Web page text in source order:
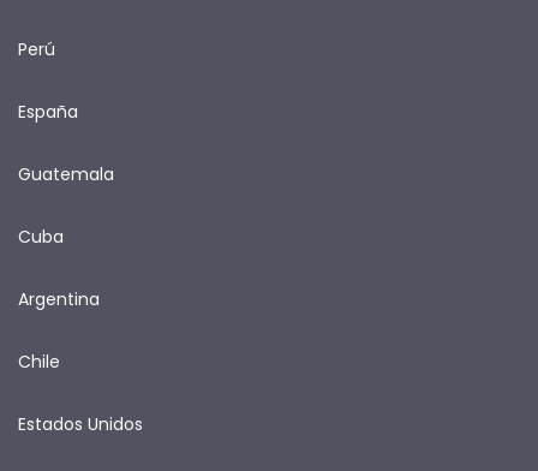
Perú
España
Guatemala
Cuba
Argentina
Chile
Estados Unidos